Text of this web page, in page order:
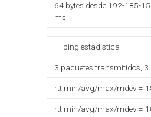
64 bytes desde 192-185-
ms
--- ping estadística ---
3 paquetes transmitidos,
rtt min/avg/max/mdev =
rtt min/avg/max/mdev =